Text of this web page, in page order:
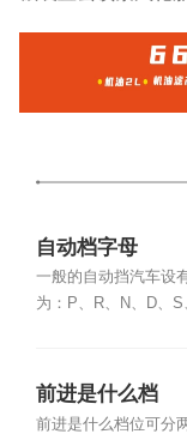
自动档字母
一般的自动挡汽车设
为：P、R、N、D、
前进是什么档
前进是什么档位可分